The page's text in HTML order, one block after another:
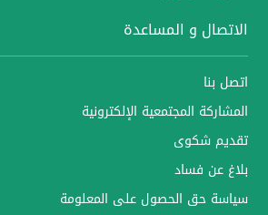
الاتصال و المساعدة
اتصل بنا
المشاركة المجتمعية الإلكترونية
تقديم شكوى
بلاغ عن فساد
سياسة حق الحصول على المعلومة